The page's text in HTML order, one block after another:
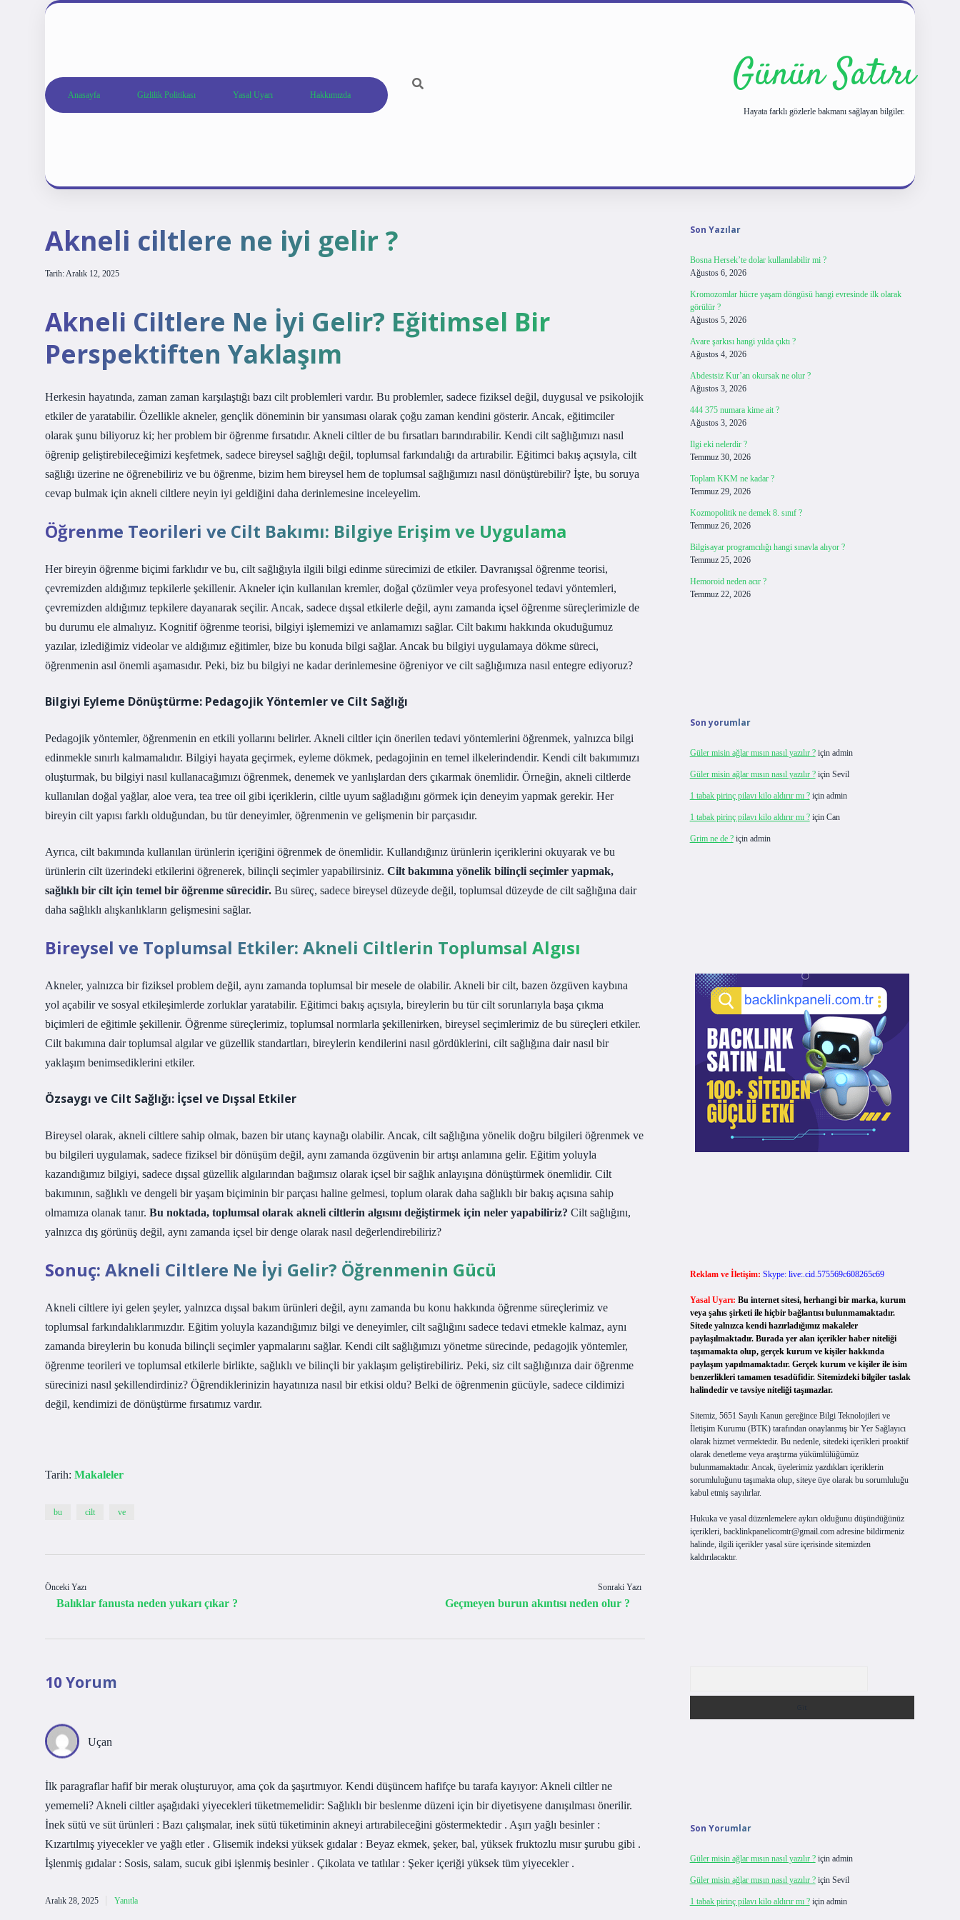
Anasayfa Gizlilik Politikası Yasal Uyarı Hakkımızda Günün Satırı
Hayata farklı gözlerle bakmanı sağlayan bilgiler.
Akneli ciltlere ne iyi gelir ?
Tarih: Aralık 12, 2025
Akneli Ciltlere Ne İyi Gelir? Eğitimsel Bir
Perspektiften Yaklaşım
Herkesin hayatında, zaman zaman karşılaştığı bazı cilt problemleri vardır. Bu problemler, sadece fiziksel değil, duygusal ve psikolojik
etkiler de yaratabilir. Özellikle akneler, gençlik döneminin bir yansıması olarak çoğu zaman kendini gösterir. Ancak, eğitimciler
olarak şunu biliyoruz ki; her problem bir öğrenme fırsatıdır. Akneli ciltler de bu fırsatları barındırabilir. Kendi cilt sağlığımızı nasıl
öğrenip geliştirebileceğimizi keşfetmek, sadece bireysel sağlığı değil, toplumsal farkındalığı da artırabilir. Eğitimci bakış açısıyla, cilt
sağlığı üzerine ne öğrenebiliriz ve bu öğrenme, bizim hem bireysel hem de toplumsal sağlığımızı nasıl dönüştürebilir? İşte, bu soruya
cevap bulmak için akneli ciltlere neyin iyi geldiğini daha derinlemesine inceleyelim.
Öğrenme Teorileri ve Cilt Bakımı: Bilgiye Erişim ve Uygulama
Her bireyin öğrenme biçimi farklıdır ve bu, cilt sağlığıyla ilgili bilgi edinme sürecimizi de etkiler. Davranışsal öğrenme teorisi,
çevremizden aldığımız tepkilerle şekillenir. Akneler için kullanılan kremler, doğal çözümler veya profesyonel tedavi yöntemleri,
çevremizden aldığımız tepkilere dayanarak seçilir. Ancak, sadece dışsal etkilerle değil, aynı zamanda içsel öğrenme süreçlerimizle de
bu durumu ele almalıyız. Kognitif öğrenme teorisi, bilgiyi işlememizi ve anlamamızı sağlar. Cilt bakımı hakkında okuduğumuz
yazılar, izlediğimiz videolar ve aldığımız eğitimler, bize bu konuda bilgi sağlar. Ancak bu bilgiyi uygulamaya dökme süreci,
öğrenmenin asıl önemli aşamasıdır. Peki, biz bu bilgiyi ne kadar derinlemesine öğreniyor ve cilt sağlığımıza nasıl entegre ediyoruz?
Bilgiyi Eyleme Dönüştürme: Pedagojik Yöntemler ve Cilt Sağlığı
Pedagojik yöntemler, öğrenmenin en etkili yollarını belirler. Akneli ciltler için önerilen tedavi yöntemlerini öğrenmek, yalnızca bilgi
edinmekle sınırlı kalmamalıdır. Bilgiyi hayata geçirmek, eyleme dökmek, pedagojinin en temel ilkelerindendir. Kendi cilt bakımımızı
oluşturmak, bu bilgiyi nasıl kullanacağımızı öğrenmek, denemek ve yanlışlardan ders çıkarmak önemlidir. Örneğin, akneli ciltlerde
kullanılan doğal yağlar, aloe vera, tea tree oil gibi içeriklerin, ciltle uyum sağladığını görmek için deneyim yapmak gerekir. Her
bireyin cilt yapısı farklı olduğundan, bu tür deneyimler, öğrenmenin ve gelişmenin bir parçasıdır.
Ayrıca, cilt bakımında kullanılan ürünlerin içeriğini öğrenmek de önemlidir. Kullandığınız ürünlerin içeriklerini okuyarak ve bu
ürünlerin cilt üzerindeki etkilerini öğrenerek, bilinçli seçimler yapabilirsiniz. Cilt bakımına yönelik bilinçli seçimler yapmak,
sağlıklı bir cilt için temel bir öğrenme sürecidir. Bu süreç, sadece bireysel düzeyde değil, toplumsal düzeyde de cilt sağlığına dair
daha sağlıklı alışkanlıkların gelişmesini sağlar.
Bireysel ve Toplumsal Etkiler: Akneli Ciltlerin Toplumsal Algısı
Akneler, yalnızca bir fiziksel problem değil, aynı zamanda toplumsal bir mesele de olabilir. Akneli bir cilt, bazen özgüven kaybına
yol açabilir ve sosyal etkileşimlerde zorluklar yaratabilir. Eğitimci bakış açısıyla, bireylerin bu tür cilt sorunlarıyla başa çıkma
biçimleri de eğitimle şekillenir. Öğrenme süreçlerimiz, toplumsal normlarla şekillenirken, bireysel seçimlerimiz de bu süreçleri etkiler.
Cilt bakımına dair toplumsal algılar ve güzellik standartları, bireylerin kendilerini nasıl gördüklerini, cilt sağlığına dair nasıl bir
yaklaşım benimsediklerini etkiler.
Özsaygı ve Cilt Sağlığı: İçsel ve Dışsal Etkiler
Bireysel olarak, akneli ciltlere sahip olmak, bazen bir utanç kaynağı olabilir. Ancak, cilt sağlığına yönelik doğru bilgileri öğrenmek ve
bu bilgileri uygulamak, sadece fiziksel bir dönüşüm değil, aynı zamanda özgüvenin bir artışı anlamına gelir. Eğitim yoluyla
kazandığımız bilgiyi, sadece dışsal güzellik algılarından bağımsız olarak içsel bir sağlık anlayışına dönüştürmek önemlidir. Cilt
bakımının, sağlıklı ve dengeli bir yaşam biçiminin bir parçası haline gelmesi, toplum olarak daha sağlıklı bir bakış açısına sahip
olmamıza olanak tanır. Bu noktada, toplumsal olarak akneli ciltlerin algısını değiştirmek için neler yapabiliriz? Cilt sağlığını,
yalnızca dış görünüş değil, aynı zamanda içsel bir denge olarak nasıl değerlendirebiliriz?
Sonuç: Akneli Ciltlere Ne İyi Gelir? Öğrenmenin Gücü
Akneli ciltlere iyi gelen şeyler, yalnızca dışsal bakım ürünleri değil, aynı zamanda bu konu hakkında öğrenme süreçlerimiz ve
toplumsal farkındalıklarımızdır. Eğitim yoluyla kazandığımız bilgi ve deneyimler, cilt sağlığını sadece tedavi etmekle kalmaz, aynı
zamanda bireylerin bu konuda bilinçli seçimler yapmalarını sağlar. Kendi cilt sağlığımızı yönetme sürecinde, pedagojik yöntemler,
öğrenme teorileri ve toplumsal etkilerle birlikte, sağlıklı ve bilinçli bir yaklaşım geliştirebiliriz. Peki, siz cilt sağlığınıza dair öğrenme
sürecinizi nasıl şekillendirdiniz? Öğrendiklerinizin hayatınıza nasıl bir etkisi oldu? Belki de öğrenmenin gücüyle, sadece cildimizi
değil, kendimizi de dönüştürme fırsatımız vardır.
Tarih: Makaleler
bu cilt ve
Önceki Yazı
Balıklar fanusta neden yukarı çıkar ?
Sonraki Yazı
Geçmeyen burun akıntısı neden olur ?
10 Yorum
Uçan
İlk paragraflar hafif bir merak oluşturuyor, ama çok da şaşırtmıyor. Kendi düşüncem hafifçe bu tarafa kayıyor: Akneli ciltler ne
yememeli? Akneli ciltler aşağıdaki yiyecekleri tüketmemelidir: Sağlıklı bir beslenme düzeni için bir diyetisyene danışılması önerilir.
İnek sütü ve süt ürünleri : Bazı çalışmalar, inek sütü tüketiminin akneyi artırabileceğini göstermektedir . Aşırı yağlı besinler :
Kızartılmış yiyecekler ve yağlı etler . Glisemik indeksi yüksek gıdalar : Beyaz ekmek, şeker, bal, yüksek fruktozlu mısır şurubu gibi .
İşlenmiş gıdalar : Sosis, salam, sucuk gibi işlenmiş besinler . Çikolata ve tatlılar : Şeker içeriği yüksek tüm yiyecekler .
Aralık 28, 2025 Yanıtla
Son Yazılar
Bosna Hersek’te dolar kullanılabilir mi ?
Ağustos 6, 2026
Kromozomlar hücre yaşam döngüsü hangi evresinde ilk olarak
görülür ?
Ağustos 5, 2026
Avare şarkısı hangi yılda çıktı ?
Ağustos 4, 2026
Abdestsiz Kur’an okursak ne olur ?
Ağustos 3, 2026
444 375 numara kime ait ?
Ağustos 3, 2026
Ilgi eki nelerdir ?
Temmuz 30, 2026
Toplam KKM ne kadar ?
Temmuz 29, 2026
Kozmopolitik ne demek 8. sınıf ?
Temmuz 26, 2026
Bilgisayar programcılığı hangi sınavla alıyor ?
Temmuz 25, 2026
Hemoroid neden acır ?
Temmuz 22, 2026
Son yorumlar
Güler misin ağlar mısın nasıl yazılır ?için admin
Güler misin ağlar mısın nasıl yazılır ?için Sevil
1 tabak pirinç pilavı kilo aldırır mı ?için admin
1 tabak pirinç pilavı kilo aldırır mı ?için Can
Grim ne de ?için admin
Reklam ve İletişim: Skype: live:.cid.575569c608265c69
Yasal Uyarı: Bu internet sitesi, herhangi bir marka, kurum
veya şahıs şirketi ile hiçbir bağlantısı bulunmamaktadır.
Sitede yalnızca kendi hazırladığımız makaleler
paylaşılmaktadır. Burada yer alan içerikler haber niteliği
taşımamakta olup, gerçek kurum ve kişiler hakkında
paylaşım yapılmamaktadır. Gerçek kurum ve kişiler ile isim
benzerlikleri tamamen tesadüfidir. Sitemizdeki bilgiler taslak
halindedir ve tavsiye niteliği taşımazlar.
Sitemiz, 5651 Sayılı Kanun gereğince Bilgi Teknolojileri ve
İletişim Kurumu (BTK) tarafından onaylanmış bir Yer Sağlayıcı
olarak hizmet vermektedir. Bu nedenle, sitedeki içerikleri proaktif
olarak denetleme veya araştırma yükümlülüğümüz
bulunmamaktadır. Ancak, üyelerimiz yazdıkları içeriklerin
sorumluluğunu taşımakta olup, siteye üye olarak bu sorumluluğu
kabul etmiş sayılırlar.
Hukuka ve yasal düzenlemelere aykırı olduğunu düşündüğünüz
içerikleri, backlinkpanelicomtr@gmail.comadresine bildirmeniz
halinde, ilgili içerikler yasal süre içerisinde sitemizden
kaldırılacaktır.
Son Yorumlar
Güler misin ağlar mısın nasıl yazılır ?için admin
Güler misin ağlar mısın nasıl yazılır ?için Sevil
1 tabak pirinç pilavı kilo aldırır mı ?için admin